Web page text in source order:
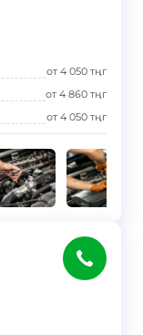
от4 050 тңг
от4 860 тңг
от4 050 тңг